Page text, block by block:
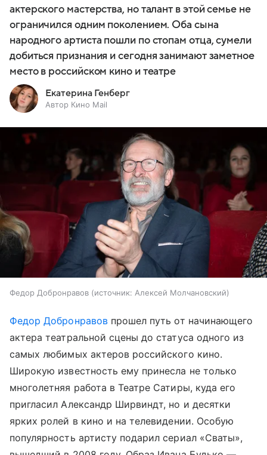
актерского мастерства, но талант в этой семье не
ограничился одним поколением. Оба сына
народного артиста пошли по стопам отца, сумели
добиться признания и сегодня занимают заметное
место в российском кино и театре
Екатерина Генберг
Автор Кино Mail
Федор Добронравов источник: Алексей Молчановский
Федор Добронравовпрошел путь от начинающего
актера театральной сцены до статуса одного из
самых любимых актеров российского кино.
Широкую известность ему принесла не только
многолетняя работа в Театре Сатиры, куда его
пригласил Александр Ширвиндт, но и десятки
ярких ролей в кино и на телевидении. Особую
популярность артисту подарил сериал «Сваты»,